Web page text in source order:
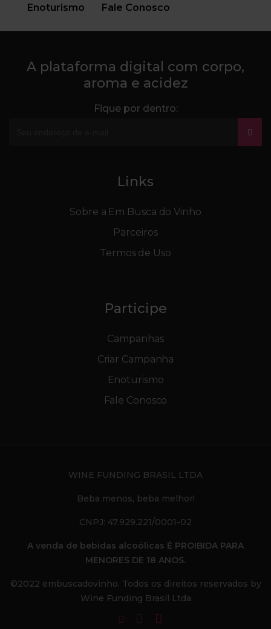
Enoturismo Fale Conosco
A plataforma digital com corpo,
aroma e acidez
Fique por dentro:
Links
Sobre a Em Busca do Vinho
Parceiros
Termos de Uso
Participe
Campanhas
Criar Campanha
Enoturismo
Fale Conosco
WINE FUNDING BRASIL LTDA
Beba menos, beba melhor!
CNPJ: 47.929.221/0001-02
A venda de bebidas alcoólicas É PROIBIDA PARA
MENORES DE 18 ANOS.
©2022 embuscadovinho. Todos os direitos reservados by
Wine Funding Brasil Ltda